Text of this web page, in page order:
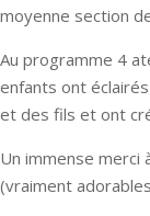
moyenne section
Au programme 4
enfants ont
et des fils et ont
Un immense merci
(vraiment